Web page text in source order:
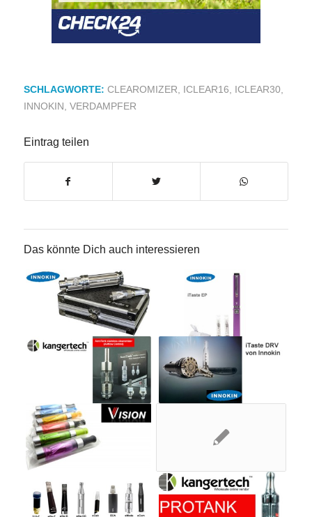
SCHLAGWORTE: CLEAROMIZER, ICLEAR16, ICLEAR30,
INNOKIN , VERDAMPFER
Eintrag teilen
Das könnte Dich auch interessieren